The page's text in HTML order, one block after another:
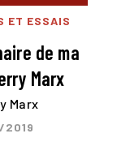
ET ESSAIS
de ma
Marx
Marx
2019